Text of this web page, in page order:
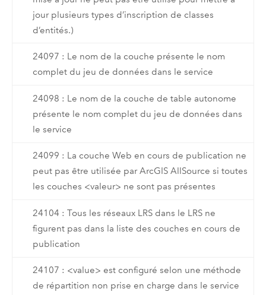
jour plusieurs types d’inscription de classes
d’entités.)
24097 : Le nom de la couche présente le nom
complet du jeu de données dans le service
24098 : Le nom de la couche de table autonome
présente le nom complet du jeu de données dans
le service
24099 : La couche Web en cours de publication ne
peut pas être utilisée par ArcGIS AllSource si toutes
les couches <valeur> ne sont pas présentes
24104 : Tous les réseaux LRS dans le LRS ne
figurent pas dans la liste des couches en cours de
publication
24107 : <value> est configuré selon une méthode
de répartition non prise en charge dans le service